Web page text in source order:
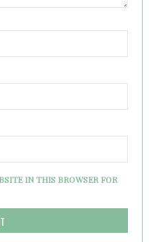
IN THIS BROWSER FOR